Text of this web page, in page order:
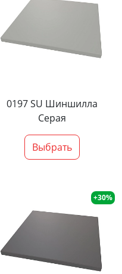
0197 SU Шиншилла
Серая
Выбрать
+30%